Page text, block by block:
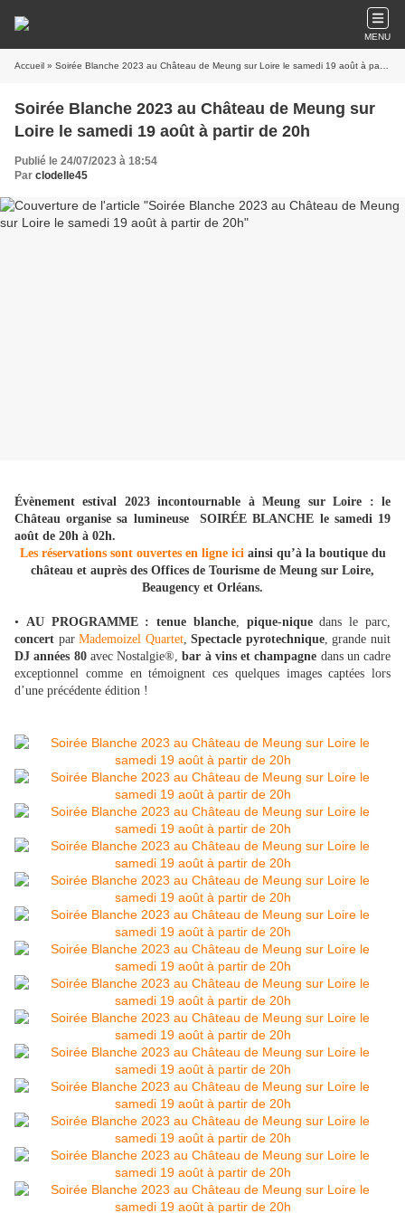
MENU
Accueil » Soirée Blanche 2023 au Château de Meung sur Loire le samedi 19 août à partir de 20h
Soirée Blanche 2023 au Château de Meung sur
Loire le samedi 19 août à partir de 20h
Publié le 24/07/2023 à 18:54
Par clodelle45
Évènement estival 2023 incontournable à Meung sur Loire : le
Château organise sa lumineuse SOIRÉE BLANCHE le samedi 19
août de 20h à 02h.
Les réservations sont ouvertes en ligne iciainsi qu’à la boutique du
château et auprès des Offices de Tourisme de Meung sur Loire,
Beaugency et Orléans.
• AU PROGRAMME : tenue blanche, pique-niquedans le parc,
concert parMademoizel Quartet,Spectacle pyrotechnique, grande nuit
DJ années 80avec Nostalgie®,bar à vins et champagne dans un cadre
exceptionnel comme en témoignent ces quelques images captées lors
d’une précédente édition !